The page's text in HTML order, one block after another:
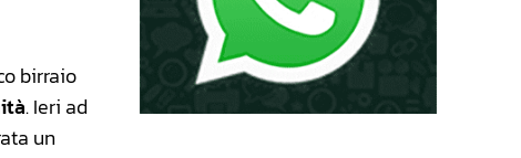
birraio
. Ieri ad
un